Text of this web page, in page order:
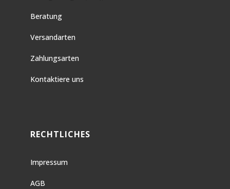
Beratung
Versandarten
Zahlungsarten
Kontaktiere uns
RECHTLICHES
Impressum
AGB